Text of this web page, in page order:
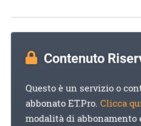
Contenuto
Questo è un servizio o
abbonato ET.Pro. Clicca
modalità di